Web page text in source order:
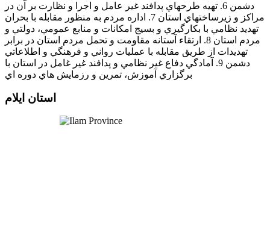
دشمن 6. تهيه طرحهاي پدافند غير عامل و اجرا و نظارت بر آن در
مراکز و زيرساختهاي استان 7. اداره مردم به منظور مقابله با بحران
تهديد نظامي با بکارگيري و بسيج امکانات و منابع عمومي، دولتي و
مردم استان 8. ارتقاء آستانه مقاومت و تحمل مردم استان در برابر
تهديدات از طريق مقابله با عمليات رواني و فرهنگي و اطلاعاتي
دشمن 9. آمادگي دفاع غير نظامي و پدافند غير غامل در استان با
برگزاري آموزش، تمرين و رزمايش هاي دوره اي
استان ایلام